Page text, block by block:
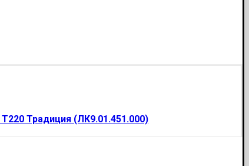
Традиция (ЛК9.01.451.000)